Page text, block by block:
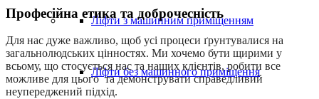
Ліфти з машинним приміщенням
Ліфти без машинного приміщення
Професійна етика та доброчесність
Для нас дуже важливо, щоб усі процеси ґрунтувалися на
загальнолюдських цінностях. Ми хочемо бути щирими у
всьому, що стосується нас та наших клієнтів, робити все
можливе для цього та демонструвати справедливий
неупереджений підхід.